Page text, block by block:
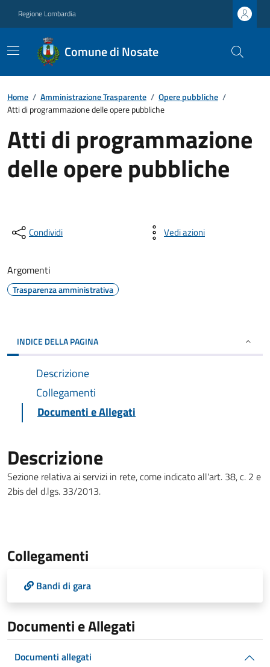
Regione Lombardia
Comune di Nosate
Home / Amministrazione Trasparente / Opere pubbliche /
Atti di programmazione delle opere pubbliche
Atti di programmazione
delle opere pubbliche
Condividi Vedi azioni
Argomenti
Trasparenza amministrativa
INDICE DELLA PAGINA
Descrizione
Collegamenti
Documenti e Allegati
Descrizione
Sezione relativa ai servizi in rete, come indicato all'art. 38, c. 2 e
2bis del d.lgs. 33/2013.
Collegamenti
Bandi di gara
Documenti e Allegati
Documenti allegati